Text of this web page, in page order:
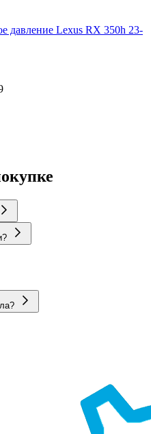
давление Lexus RX 350h 23-